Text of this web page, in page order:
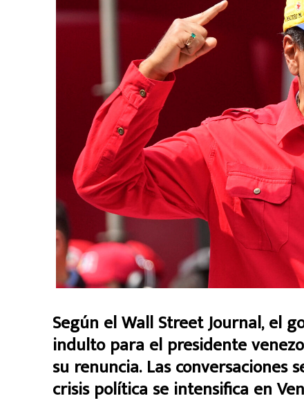
Según el Wall Street Journal, el
indulto para el presidente
su renuncia. Las conversaciones
crisis política se intensifica en